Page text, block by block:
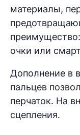
материалы,
очки или
Дополнение в
пальцев
перчаток. На
сцепления.